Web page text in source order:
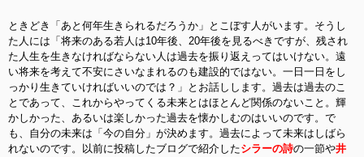
ときどき「あと何年生きられるだろうか」とこぼす人がいます。そうし
た人には「将来のある若人は10年後、20年後を見るべきですが、残され
た人生を生きなければならない人は過去を振り返えってはいけない。遠
い将来を考えて不安にさいなまれるのも建設的ではない。一日一日をし
っかり生きていければいいのでは？」とお話しします。過去は過去のこ
とであって、これからやってくる未来とはほとんど関係のないこと。輝
かしかった、あるいは楽しかった過去を懐かしむのはいいのです。で
も、自分の未来は「今の自分」が決めます。過去によって未来はしばら
れないのです。以前に投稿したブログで紹介したシラーの詩の一節や井